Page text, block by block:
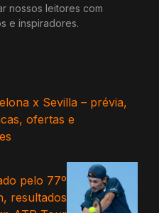
nossos leitores com
e inspiradores.
x Sevilla – prévia,
ofertas e
pelo 77º
resultados